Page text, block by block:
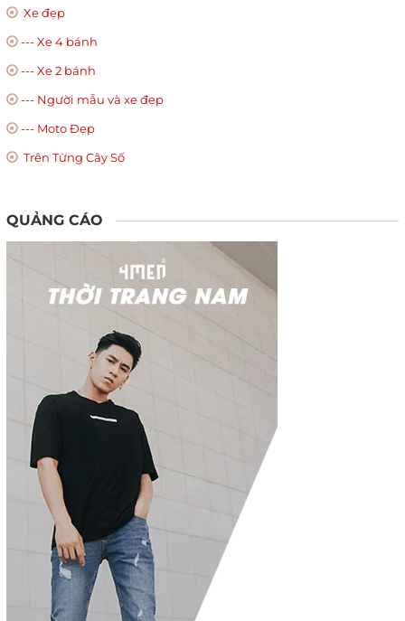
Xe đẹp
--- Xe 4 bánh
--- Xe 2 bánh
--- Người mẫu và xe đẹp
--- Moto Đẹp
Trên Từng Cây Số
QUẢNG CÁO